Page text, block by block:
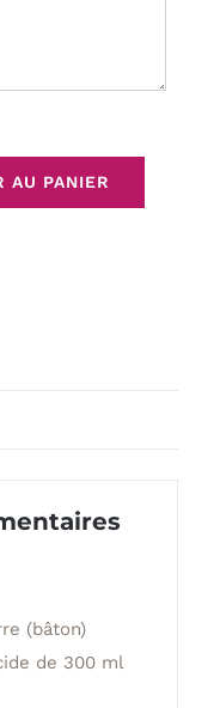
AU PANIER
(bâton)
de 300 ml